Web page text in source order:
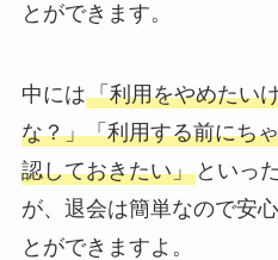
とができます。
中には「利用をやめたい
な？」「利用する前にち
認しておきたい」といっ
が、退会は簡単なので安
とができますよ。